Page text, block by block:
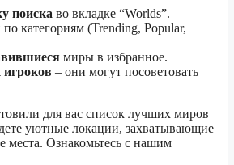
поиска во вкладке “Worlds”.
по категориям (Trending, Popular,
миры в избранное.
игроков – они могут посоветовать
для вас список лучших миров
уютные локации, захватывающие
места. Ознакомьтесь с нашим